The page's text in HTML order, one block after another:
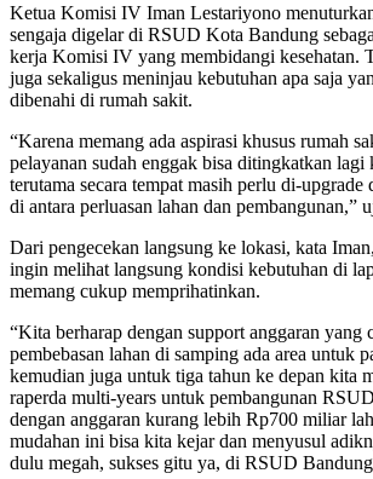
Ketua Komisi IV Iman Lestariyono
sengaja digelar di RSUD Kota Bandung
kerja Komisi IV yang membidangi kesehatan.
juga sekaligus meninjau kebutuhan apa saja
dibenahi di rumah sakit.
“Karena memang ada aspirasi khusus rumah
pelayanan sudah enggak bisa ditingkatkan lagi
terutama secara tempat masih perlu di-upgrade
di antara perluasan lahan dan pembangunan,”
Dari pengecekan langsung ke lokasi, kata
ingin melihat langsung kondisi kebutuhan di
memang cukup memprihatinkan.
“Kita berharap dengan support anggaran yang
pembebasan lahan di samping ada area untuk
kemudian juga untuk tiga tahun ke depan kita
raperda multi-years untuk pembangunan
dengan anggaran kurang lebih Rp700 miliar
mudahan ini bisa kita kejar dan menyusul
dulu megah, sukses gitu ya, di RSUD